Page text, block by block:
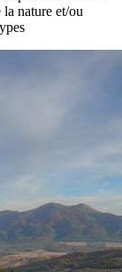
nature et/ou